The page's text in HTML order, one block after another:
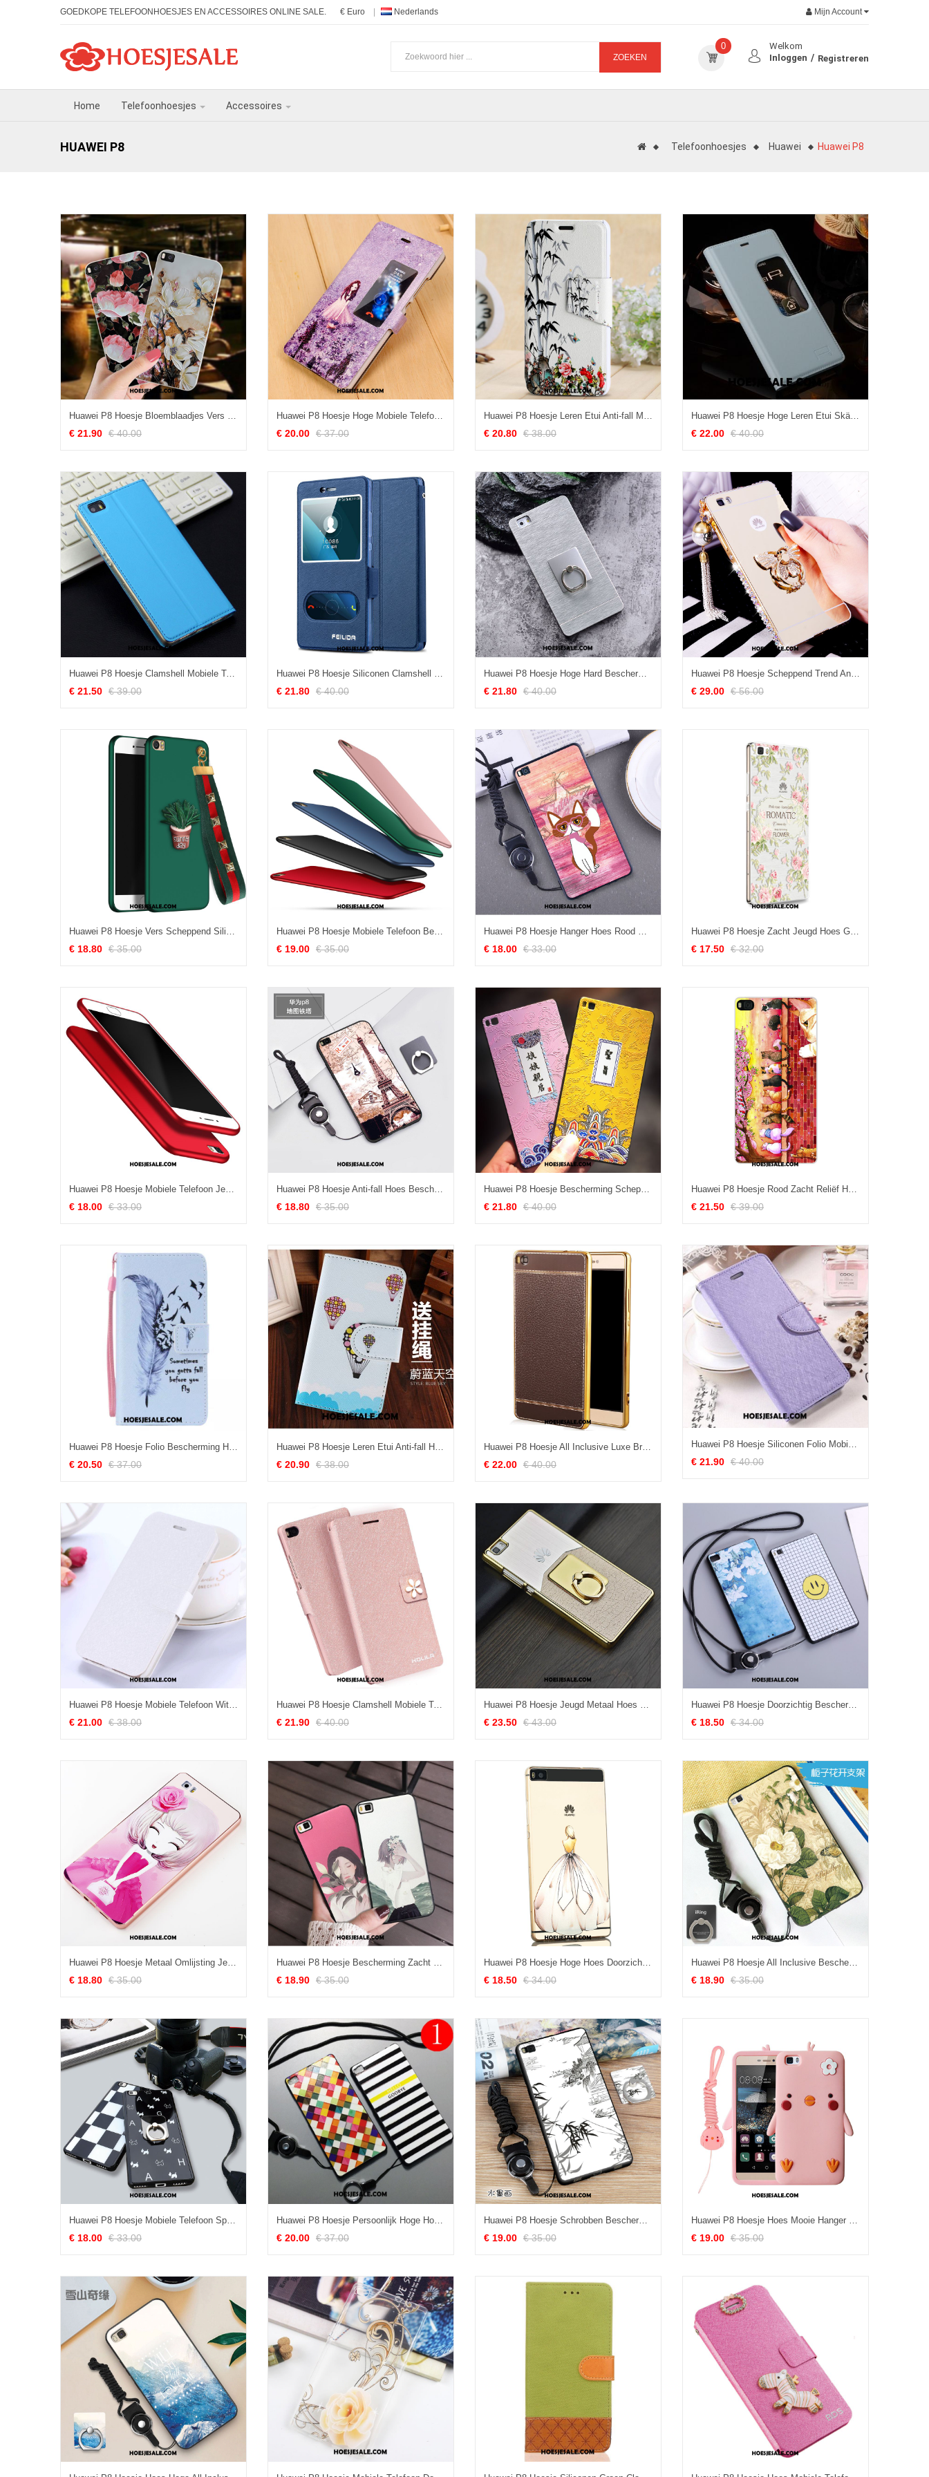
GOEDKOPE TELEFOONHOESJES EN ACCESSOIRES ONLINE SALE. € Euro Nederlands Mijn Account
ZOEKEN
Welkom
Inloggen
Registreren
0
Home Telefoonhoesjes Accessoires
HUAWEI P8 Telefoonhoesjes Huawei Huawei P8
Huawei P8 Hoesje Bloemblaadjes Vers Siliconen Zacht Licht Kopen
€ 21.90 € 40.00
Huawei P8 Hoesje Hoge Mobiele Telefoon Bescherming Purper Leren Etui Sale
€ 20.00 € 37.00
Huawei P8 Hoesje Leren Etui Anti-fall Mobiele Telefoon Bescherming Hoge Goedkoop
€ 20.80 € 38.00
Huawei P8 Hoesje Hoge Leren Etui Skärmskydd Trend Dun Sale
€ 22.00 € 40.00
Huawei P8 Hoesje Clamshell Mobiele Telefoon Leren Etui Hoes Jeugd Sale
€ 21.50 € 39.00
Huawei P8 Hoesje Siliconen Clamshell Blauw Mobiele Telefoon Hoge Korting
€ 21.80 € 40.00
Huawei P8 Hoesje Hoge Hard Bescherming Ring Zilver Kopen
€ 21.80 € 40.00
Huawei P8 Hoesje Scheppend Trend Anti-fall Gesp Persoonlijk Kopen
€ 29.00 € 56.00
Huawei P8 Hoesje Vers Scheppend Siliconen Mini Hanger Korting
€ 18.80 € 35.00
Huawei P8 Hoesje Mobiele Telefoon Bescherming Schrobben Eenvoudige Siliconen Sale
€ 19.00 € 35.00
Huawei P8 Hoesje Hanger Hoes Rood Siliconen Anti-fall Aanbiedingen
€ 18.00 € 33.00
Huawei P8 Hoesje Zacht Jeugd Hoes Groen Anti-fall Sale
€ 17.50 € 32.00
Huawei P8 Hoesje Mobiele Telefoon Jeugd Siliconen Eenvoudige Trend Korting
€ 18.00 € 33.00
Huawei P8 Hoesje Anti-fall Hoes Bescherming Hanger Hoge Sale
€ 18.80 € 35.00
Huawei P8 Hoesje Bescherming Scheppend Siliconen Persoonlijk Hoge Korting
€ 21.80 € 40.00
Huawei P8 Hoesje Rood Zacht Reliëf Hoge Persoonlijk Kopen
€ 21.50 € 39.00
Huawei P8 Hoesje Folio Bescherming Hanger Mobiele Telefoon Kaart Goedkoop
€ 20.50 € 37.00
Huawei P8 Hoesje Leren Etui Anti-fall Hanger Persoonlijk Wit Online
€ 20.90 € 38.00
Huawei P8 Hoesje All Inclusive Luxe Bruin Leer Anti-fall Korting
€ 22.00 € 40.00 € 21.90 € 40.00
Huawei P8 Hoesje Mobiele Telefoon Wit Hoge Hoes Bescherming Kopen
€ 21.00 € 38.00
Huawei P8 Hoesje Clamshell Mobiele Telefoon Roze Hoge Bescherming Aanbiedingen
€ 21.90 € 40.00
Huawei P8 Hoesje Jeugd Metaal Hoes Mobiele Telefoon Hard Kopen
€ 23.50 € 43.00
Huawei P8 Hoesje Doorzichtig Bescherming Metaal Leren Etui Rood Sale
€ 18.50 € 34.00
Huawei P8 Hoesje Metaal Omlijsting Jeugd Rood Mobiele Telefoon Sale
€ 18.80 € 35.00
Huawei P8 Hoesje Bescherming Zacht Hanger Mobiele Telefoon Schoonheid Online
€ 18.90 € 35.00
Huawei P8 Hoesje Hoge Hoes Doorzichtig Zacht Siliconen Winkel
€ 18.50 € 34.00
Huawei P8 Hoesje All Inclusive Bescherming Hanger Jeugd Geel Online
€ 18.90 € 35.00
Huawei P8 Hoesje Mobiele Telefoon Spotprent Hanger Zacht Hoes Sale
€ 18.00 € 33.00
Huawei P8 Hoesje Persoonlijk Hoge Hoes Mooie Scheppend Goedkoop
€ 20.00 € 37.00
Huawei P8 Hoesje Schrobben Bescherming Hoes Zwart Zacht Kopen
€ 19.00 € 35.00
Huawei P8 Hoesje Hoes Mooie Hanger Spotprent Mobiele Telefoon Sale
€ 19.00 € 35.00